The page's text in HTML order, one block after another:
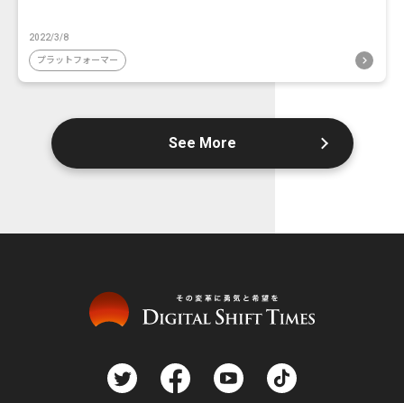
2022/3/8
プラットフォーマー
See More